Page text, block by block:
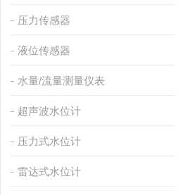
压力传感器
液位传感器
水量/流量测量仪表
超声波水位计
压力式水位计
雷达式水位计